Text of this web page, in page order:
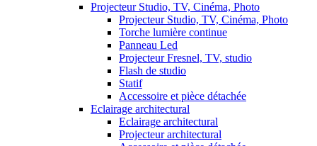
Projecteur Studio, TV, Cinéma, Photo
Projecteur Studio, TV, Cinéma, Photo
Torche lumière continue
Panneau Led
Projecteur Fresnel, TV, studio
Flash de studio
Statif
Accessoire et pièce détachée
Eclairage architectural
Eclairage architectural
Projecteur architectural